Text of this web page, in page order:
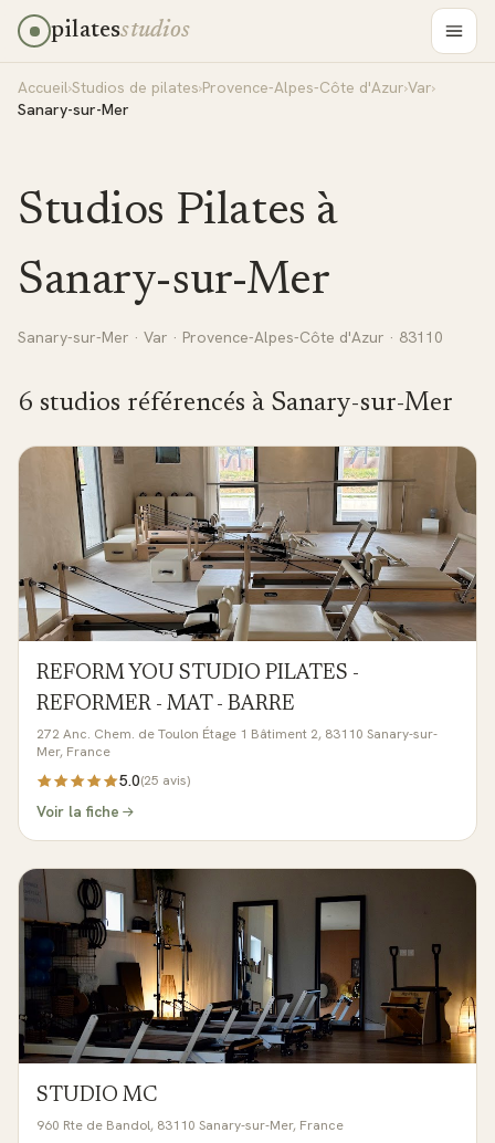
pilatesstudios
Accueil›Studios de pilates›Provence-Alpes-Côte d'Azur›Var›
Sanary-sur-Mer
Studios Pilates à
Sanary-sur-Mer
Sanary-sur-Mer · Var · Provence-Alpes-Côte d'Azur · 83110
6 studios référencés à Sanary-sur-Mer
REFORM YOU STUDIO PILATES -
REFORMER - MAT - BARRE
272 Anc. Chem. de Toulon Étage 1 Bâtiment 2, 83110 Sanary-sur-
Mer, France
5.0(25 avis)
Voir la fiche
STUDIO MC
960 Rte de Bandol, 83110 Sanary-sur-Mer, France